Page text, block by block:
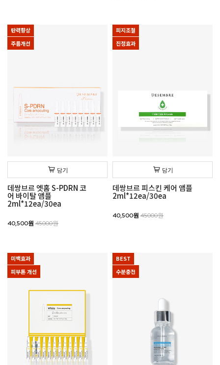
탄력향상
주름개선
담기
데쌍브르 엣홈 S-PDRN 코
어 바이탈 앰플
2ml*12ea/30ea
40,500원 45000원
피지조절
진정효과
담기
데쌍브르 피스킨 케어 앰플
2ml*12ea/30ea
40,500원 45000원
미백효과
피부톤 개선
BEST
수분충전